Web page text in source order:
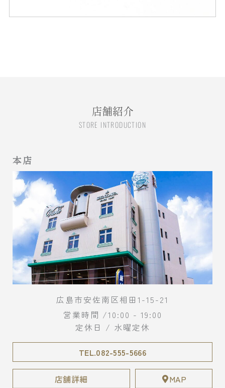
店舗紹介
STORE INTRODUCTION
本店
広島市安佐南区相田1-15-21
営業時間 /10:00 - 19:00
定休日 / 水曜定休
TEL.082-555-5666
店舗詳細 MAP